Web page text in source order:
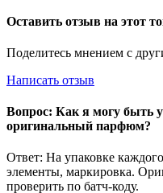
Оставить отзыв на этот
Поделитесь мнением с
Написать отзыв
Вопрос: Как я могу быть
оригинальный парфюм?
Ответ: На упаковке
элементы, маркировка.
проверить по батч-коду.